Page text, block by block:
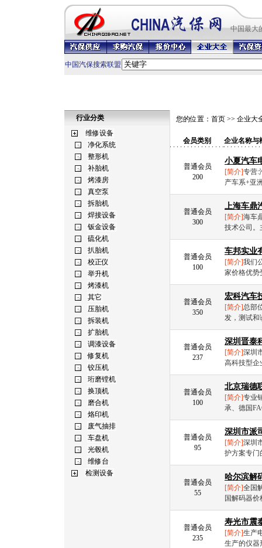
中国最大
中国汽保搜索联盟
行业分类 您的位置： 首页 >> 企业大
会员类别 企业名称与
普通会员
200
小夏汽车
[简介]专营:
产车系+亚
普通会员
300
上海车鼎
[简介]海车
技术公司
普通会员
100
车邦实业
[简介]我们
家价格优
普通会员
350
宏科汽车
[简介]总部
发，测试
普通会员
237
深圳晋泰
[简介]深圳
高科技型
普通会员
100
北京瑞德
[简介]专业
承、德国
普通会员
95
深圳市派
[简介]深圳
护方案专门
普通会员
55
哈尔滨解
[简介]全国
国解码器
普通会员
235
寿光市震
[简介]生产
生产的仪器